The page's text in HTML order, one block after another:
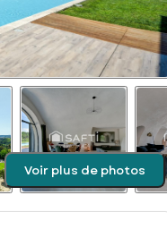
Voir plus de photos